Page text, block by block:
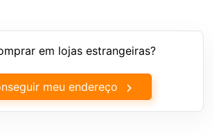
em lojas estrangeiras?
meu endereço